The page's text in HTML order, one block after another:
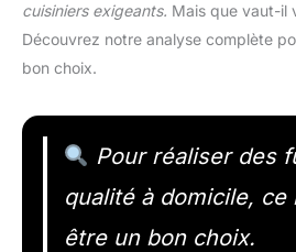
cuisiniers exigeants. Mais que vaut-il
Découvrez notre analyse complète
bon choix.
Pour réaliser des
qualité à domicile,
être un bon choix.